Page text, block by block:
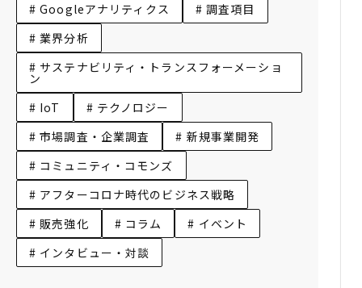
# Googleアナリティクス
# 調査項目
# 業界分析
# サステナビリティ・トランスフォーメーショ
ン
# IoT
# テクノロジー
# 市場調査・企業調査
# 新規事業開発
# コミュニティ・コモンズ
# アフターコロナ時代のビジネス戦略
# 販売強化
# コラム
# イベント
# インタビュー・対談